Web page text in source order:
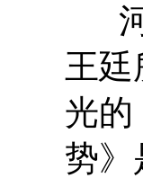
河
王
光的
势》